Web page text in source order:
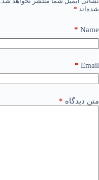
شده‌اند *
Name
*
Email
*
متن دیدگاه *